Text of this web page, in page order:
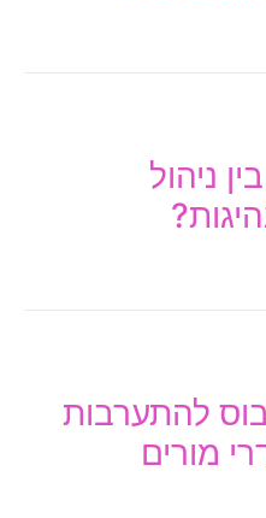
ניהול
להתערבות
מורים